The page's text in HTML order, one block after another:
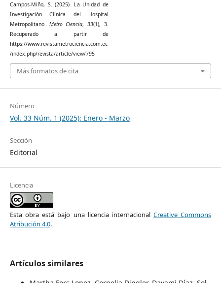
Campos-Miño, S. (2025). La Unidad de
Investigación Clínica del Hospital
Metropolitano. Metro Ciencia,33(1), 3.
Recuperado a partir de
https://www.revistametrociencia.com.ec
/index.php/revista/article/view/795
Más formatos de cita
Número
Vol. 33 Núm. 1 (2025): Enero - Marzo
Sección
Editorial
Licencia
Esta obra está bajo una licencia internacional Creative Commons
Atribución 4.0.
Artículos similares